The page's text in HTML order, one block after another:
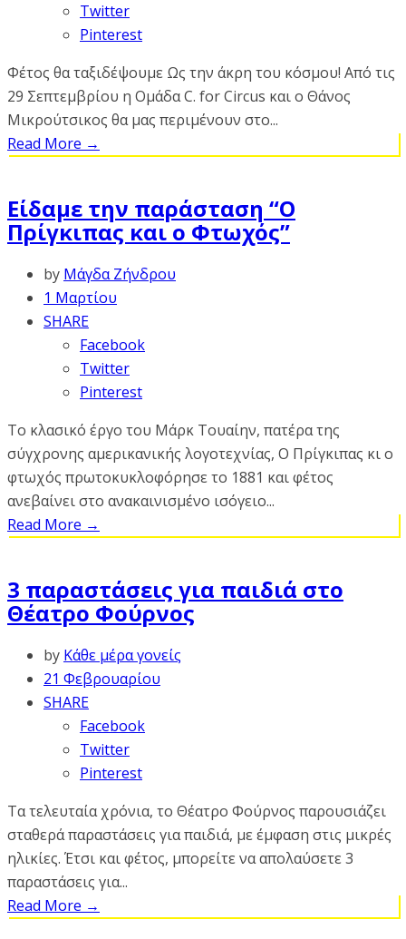
Twitter
Pinterest
Φέτος θα ταξιδέψουμε Ως την άκρη του κόσμου! Από τις
29 Σεπτεμβρίου η Ομάδα C. for Circus και ο Θάνος
Μικρούτσικος θα μας περιμένουν στο...
Read More →
Είδαμε την παράσταση “Ο
Πρίγκιπας και ο Φτωχός”
by Μάγδα Ζήνδρου
1 Μαρτίου
SHARE
Facebook
Twitter
Pinterest
Το κλασικό έργο του Μάρκ Τουαίην, πατέρα της
σύγχρονης αμερικανικής λογοτεχνίας, Ο Πρίγκιπας κι ο
φτωχός πρωτοκυκλοφόρησε το 1881 και φέτος
ανεβαίνει στο ανακαινισμένο ισόγειο...
Read More →
3 παραστάσεις για παιδιά στο
Θέατρο Φούρνος
by Κάθε μέρα γονείς
21 Φεβρουαρίου
SHARE
Facebook
Twitter
Pinterest
Τα τελευταία χρόνια, το Θέατρο Φούρνος παρουσιάζει
σταθερά παραστάσεις για παιδιά, με έμφαση στις μικρές
ηλικίες. Έτσι και φέτος, μπορείτε να απολαύσετε 3
παραστάσεις για...
Read More →